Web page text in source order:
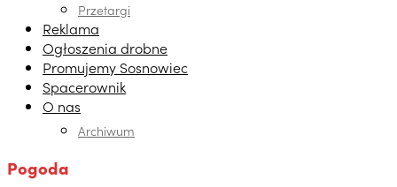
Przetargi
Reklama
Ogłoszenia drobne
Promujemy Sosnowiec
Spacerownik
O nas
Archiwum
Pogoda